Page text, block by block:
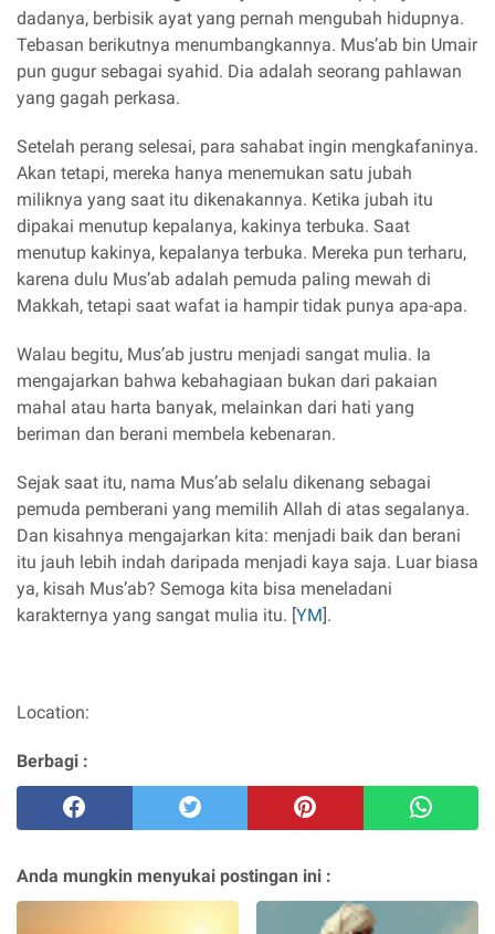
dadanya, berbisik ayat yang pernah mengubah hidupnya.
Tebasan berikutnya menumbangkannya. Mus’ab bin Umair
pun gugur sebagai syahid. Dia adalah seorang pahlawan
yang gagah perkasa.
Setelah perang selesai, para sahabat ingin mengkafaninya.
Akan tetapi, mereka hanya menemukan satu jubah
miliknya yang saat itu dikenakannya. Ketika jubah itu
dipakai menutup kepalanya, kakinya terbuka. Saat
menutup kakinya, kepalanya terbuka. Mereka pun terharu,
karena dulu Mus’ab adalah pemuda paling mewah di
Makkah, tetapi saat wafat ia hampir tidak punya apa-apa.
Walau begitu, Mus’ab justru menjadi sangat mulia. Ia
mengajarkan bahwa kebahagiaan bukan dari pakaian
mahal atau harta banyak, melainkan dari hati yang
beriman dan berani membela kebenaran.
Sejak saat itu, nama Mus’ab selalu dikenang sebagai
pemuda pemberani yang memilih Allah di atas segalanya.
Dan kisahnya mengajarkan kita: menjadi baik dan berani
itu jauh lebih indah daripada menjadi kaya saja. Luar biasa
ya, kisah Mus’ab? Semoga kita bisa meneladani
karakternya yang sangat mulia itu. [YM].
Location:
Berbagi :
Anda mungkin menyukai postingan ini :